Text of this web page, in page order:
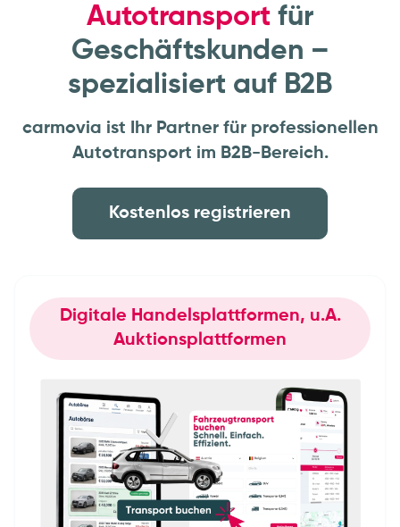
Autotransport für
Geschäftskunden –
spezialisiert auf B2B
carmovia ist Ihr Partner für professionellen
Autotransport im B2B-Bereich.
Kostenlos registrieren
Digitale Handelsplattformen, u.A.
Auktionsplattformen